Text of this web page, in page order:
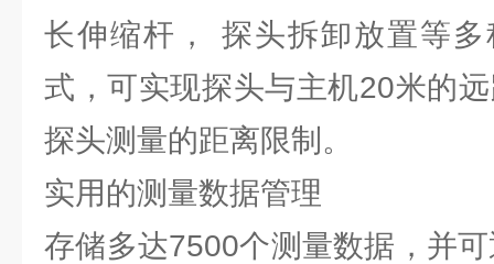
长伸缩杆， 探头拆卸放置等
式，可实现探头与主机20米的
探头测量的距离限制。
实用的测量数据管理
存储多达7500个测量数据，并